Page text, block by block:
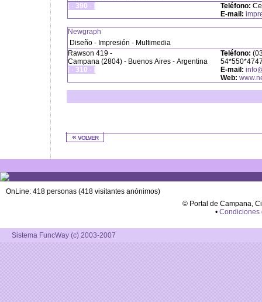
[ · 390 · ] Teléfono:
E-mail:
Newgraph
Diseño - Impresión - Multimedia
Rawson 419 -
Campana (2804) - Buenos Aires - Argentina
[ · 310 · ]
Teléfono:
E-mail:
Web:
« volver
OnLine: 418 personas (418 visitantes anónimos)
© Portal de Campana,
• Condiciones
Sistema FuncWay (c) 2003-2007